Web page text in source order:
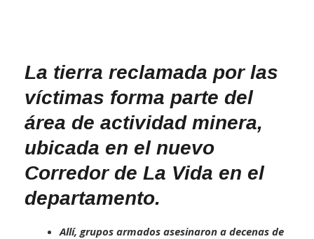
La tierra reclamada por las
víctimas forma parte del
área de actividad minera,
ubicada en el nuevo
Corredor de La Vida en el
departamento.
Allí, grupos armados asesinaron a decenas de